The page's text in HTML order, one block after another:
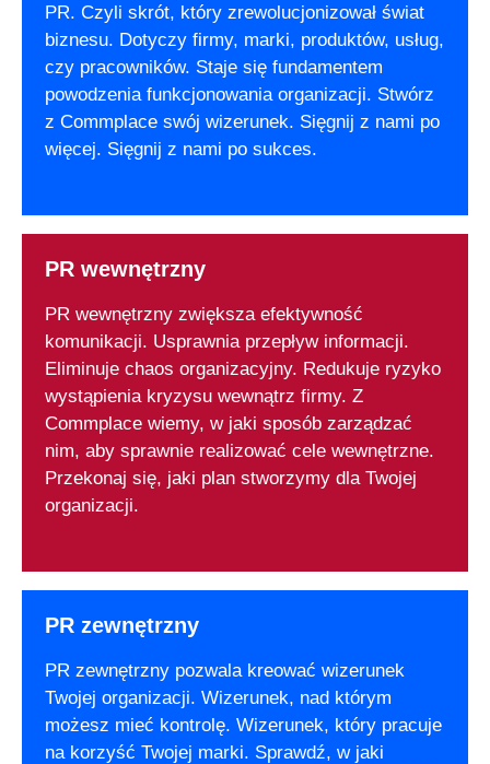
PR. Czyli skrót, który zrewolucjonizował świat
biznesu. Dotyczy firmy, marki, produktów, usług,
czy pracowników. Staje się fundamentem
powodzenia funkcjonowania organizacji. Stwórz
z Commplace swój wizerunek. Sięgnij z nami po
więcej. Sięgnij z nami po sukces.
PR wewnętrzny
PR wewnętrzny zwiększa efektywność
komunikacji. Usprawnia przepływ informacji.
Eliminuje chaos organizacyjny. Redukuje ryzyko
wystąpienia kryzysu wewnątrz firmy. Z
Commplace wiemy, w jaki sposób zarządzać
nim, aby sprawnie realizować cele wewnętrzne.
Przekonaj się, jaki plan stworzymy dla Twojej
organizacji.
PR zewnętrzny
PR zewnętrzny pozwala kreować wizerunek
Twojej organizacji. Wizerunek, nad którym
możesz mieć kontrolę. Wizerunek, który pracuje
na korzyść Twojej marki. Sprawdź, w jaki